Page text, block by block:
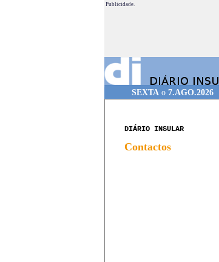
Publicidade.
SEXTAo 7.AGO.2026
DIÁRIO INSULAR
Contactos